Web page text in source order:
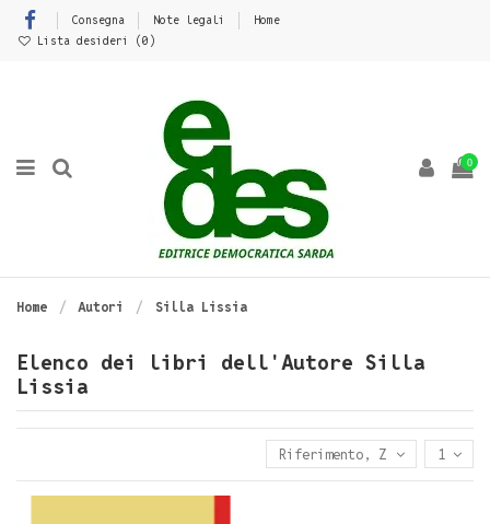
Consegna Note legali
Home
Lista desideri (0 )
0
Home Autori Silla Lissia
Elenco dei libri dell'Autore Silla
Lissia
Riferimento, Z - A 1